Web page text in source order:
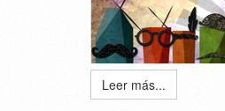
Leer más...